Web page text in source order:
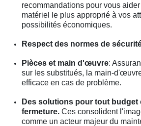
recommandations pour vous
matériel le plus approprié à vos
possibilités économiques.
Respect des normes de
Pièces et main d'œuvre:
sur les substitués, la main-
efficace en cas de problème.
Des solutions pour tout budget
fermeture. Ces consolident
comme un acteur majeur du